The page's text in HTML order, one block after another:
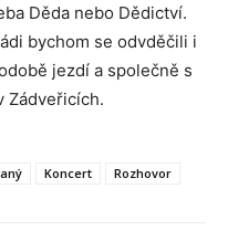
Děda nebo Dědictví.
bychom se odvděčili i
jezdí a společně s
Zádveřicích.
Koncert Rozhovor